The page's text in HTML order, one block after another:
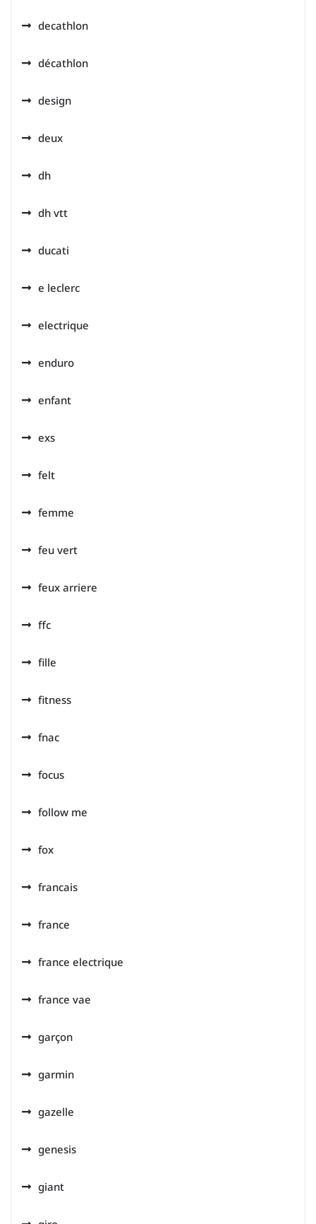
decathlon
décathlon
design
deux
dh
dh vtt
ducati
e leclerc
electrique
enduro
enfant
exs
felt
femme
feu vert
feux arriere
ffc
fille
fitness
fnac
focus
follow me
fox
francais
france
france electrique
france vae
garçon
garmin
gazelle
genesis
giant